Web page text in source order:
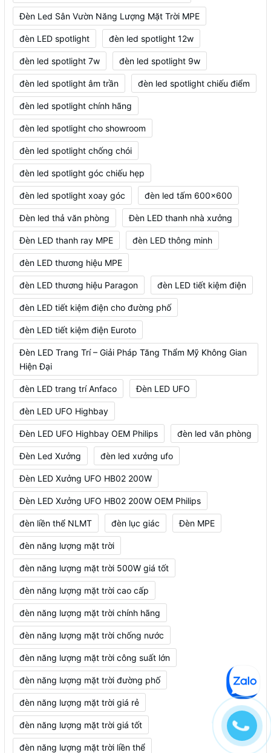
Đèn Led Sân Vườn Năng Lượng Mặt Trời MPE
đèn LED spotlight đèn led spotlight 12w
đèn led spotlight 7w đèn led spotlight 9w
đèn led spotlight âm trần đèn led spotlight chiếu điểm
đèn led spotlight chính hãng
đèn led spotlight cho showroom
đèn led spotlight chống chói
đèn led spotlight góc chiếu hẹp
đèn led spotlight xoay góc đèn led tấm 600x600
Đèn led thả văn phòng Đèn LED thanh nhà xưởng
Đèn LED thanh ray MPE đèn LED thông minh
đèn LED thương hiệu MPE
đèn LED thương hiệu Paragon đèn LED tiết kiệm điện
đèn LED tiết kiệm điện cho đường phố
đèn LED tiết kiệm điện Euroto
Đèn LED Trang Trí – Giải Pháp Tăng Thẩm Mỹ Không Gian
Hiện Đại
đèn LED trang trí Anfaco Đèn LED UFO
đèn LED UFO Highbay
Đèn LED UFO Highbay OEM Philips đèn led văn phòng
Đèn Led Xưởng đèn led xưởng ufo
Đèn LED Xưởng UFO HB02 200W
Đèn LED Xưởng UFO HB02 200W OEM Philips
đèn liền thể NLMT đèn lục giác Đèn MPE
đèn năng lượng mặt trời
đèn năng lượng mặt trời 500W giá tốt
đèn năng lượng mặt trời cao cấp
đèn năng lượng mặt trời chính hãng
đèn năng lượng mặt trời chống nước
đèn năng lượng mặt trời công suất lớn
đèn năng lượng mặt trời đường phố
đèn năng lượng mặt trời giá rẻ
đèn năng lượng mặt trời giá tốt
đèn năng lượng mặt trời liền thể